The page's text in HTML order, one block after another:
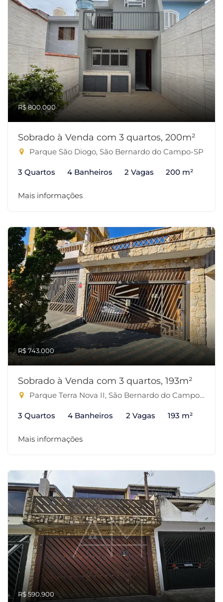
R$ 800.000
Sobrado à Venda com 3 quartos, 200m²
Parque São Diogo, São Bernardo do Campo-SP
3 Quartos 4 Banheiros 2 Vagas 200 m²
Mais informações
R$ 743.000
Sobrado à Venda com 3 quartos, 193m²
Parque Terra Nova II, São Bernardo do Campo-SP
3 Quartos 4 Banheiros 2 Vagas 193 m²
Mais informações
R$ 590.900